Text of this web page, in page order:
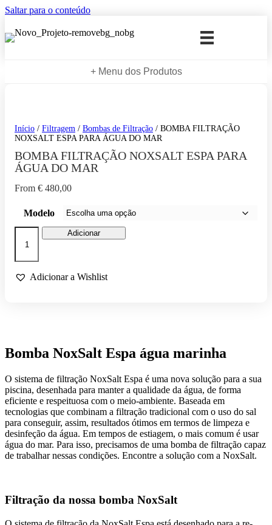
Saltar para o conteúdo
+ Menu dos Produtos
Início / Filtragem / Bombas de Filtração / BOMBA FILTRAÇÃO
NOXSALT ESPA PARA ÁGUA DO MAR
BOMBA FILTRAÇÃO NOXSALT ESPA PARA
ÁGUA DO MAR
From € 480,00
Modelo
Quantidade
FILTRAÇÃO
NOXSALT
Adicionar
Adicionar a Wishlist
Bomba NoxSalt Espa água marinha
O sistema de filtração NoxSalt Espa é uma nova solução para a sua
piscina, desenhada para manter a qualidade da água, de forma
eficiente e respeituosa com o meio-ambiente. Baseada em
tecnologias que combinam a filtração tradicional com o uso do sal
para conseguir, assim, resultados ótimos em termos de limpeza e
desinfeção da água. Em tempos de estiagem, o mais comum é usar
água do mar. Para isso, precisamos de uma bomba de filtração capaz
de trabalhar nessas condições. Encontre a solução com a NoxSalt.
Filtração da nossa bomba NoxSalt